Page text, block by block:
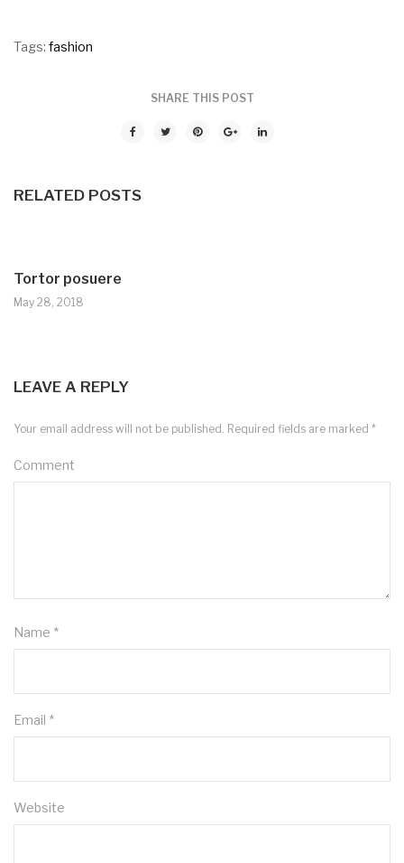
Tags: fashion
SHARE THIS POST
RELATED POSTS
Tortor posuere
May 28, 2018
LEAVE A REPLY
Your email address will not be published. Required fields are marked *
Comment
Name *
Email *
Website